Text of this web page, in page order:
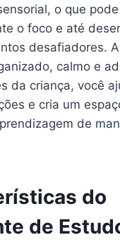
o que
o foco e até
desafiadores.
calmo e
da criança, você
e cria um
de
do
de